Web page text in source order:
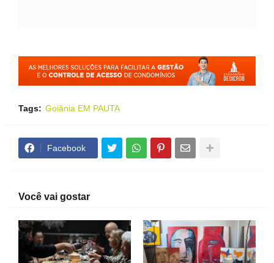
Tags: Goiânia EM PAUTA
Facebook
Você vai gostar